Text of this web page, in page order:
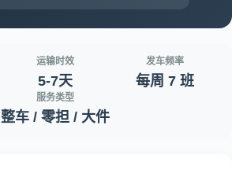
运输时效
5-7天
发车频率
每周 7 班
服务类型
整车 / 零担 / 大件